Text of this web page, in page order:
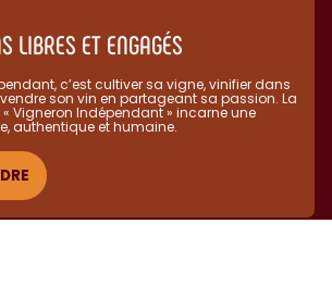
LIBRES ET ENGAGÉS
c’est cultiver sa vigne, vinifier dans
son vin en partageant sa passion. La
Vigneron Indépendant » incarne une
authentique et humaine.​